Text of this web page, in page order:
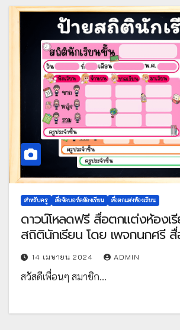
สำหรับครู สื่อจัดบอร์ดห้องเรียน สื่อตกแต่งห้องเรียน
ดาวน์โหลดฟรี สื่อตกแต่งห้องเ
สถิตินักเรียน โดย เพจกนกศรี
14 เมษายน 2024 ADMIN
สวัสดีเพื่อนๆ สมาชิก…